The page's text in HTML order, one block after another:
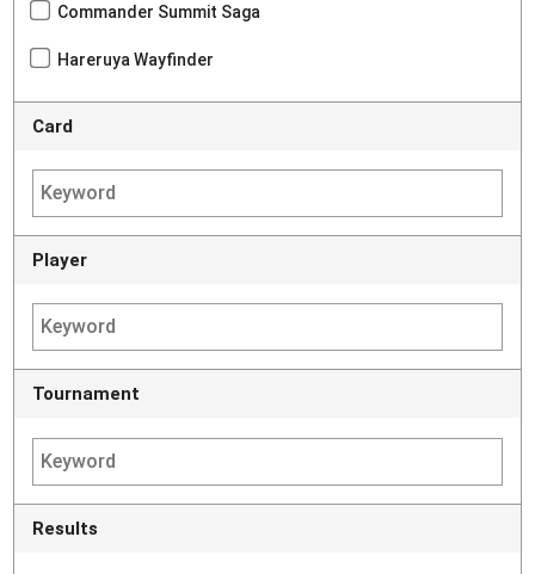
Commander Summit Saga
Hareruya Wayfinder
Card
Player
Tournament
Results